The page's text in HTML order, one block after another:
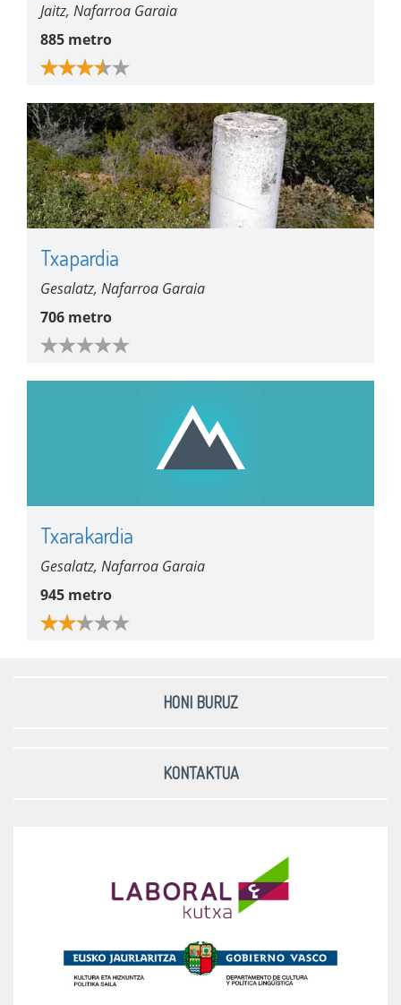
Jaitz, Nafarroa Garaia
885 metro
Txapardia
Gesalatz, Nafarroa Garaia
706 metro
Txarakardia
Gesalatz, Nafarroa Garaia
945 metro
HONI BURUZ
KONTAKTUA